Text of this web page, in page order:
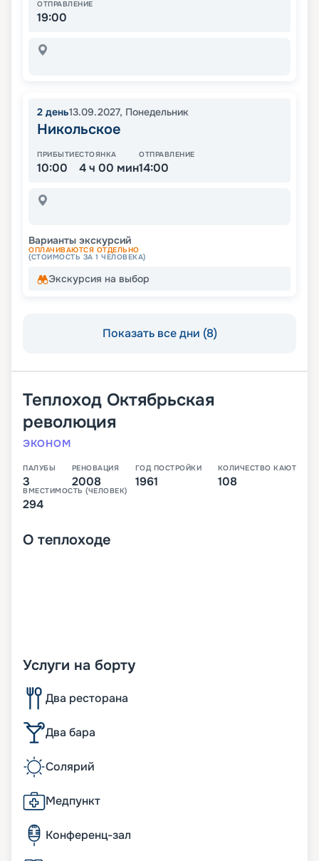
ОТПРАВЛЕНИЕ
19:00
2 день13.09.2027, Понедельник
Никольское
ПРИБЫТИЕ
10:00
СТОЯНКА
4 ч 00 мин
ОТПРАВЛЕНИЕ
14:00
Варианты экскурсий
ОПЛАЧИВАЮТСЯ ОТДЕЛЬНО
(СТОИМОСТЬ ЗА 1 ЧЕЛОВЕКА)
Экскурсия на выбор
Показать все дни (8)
Теплоход Октябрьская
революция
ЭКОНОМ
ПАЛУБЫ
3
РЕНОВАЦИЯ
2008
ГОД ПОСТРОЙКИ
1961
КОЛИЧЕСТВО КАЮТ
108
ВМЕСТИМОСТЬ (ЧЕЛОВЕК)
294
О теплоходе
Услуги на борту
Два ресторана
Два бара
Солярий
Медпункт
Конференц-зал